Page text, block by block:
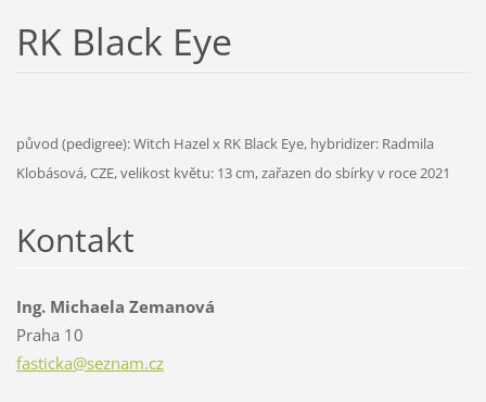
RK Black Eye
původ (pedigree): Witch Hazel x RK Black Eye, hybridizer: Radmila
Klobásová, CZE, velikost květu: 13 cm, zařazen do sbírky v roce 2021
Kontakt
Ing. Michaela Zemanová
Praha 10
fasticka@seznam.cz